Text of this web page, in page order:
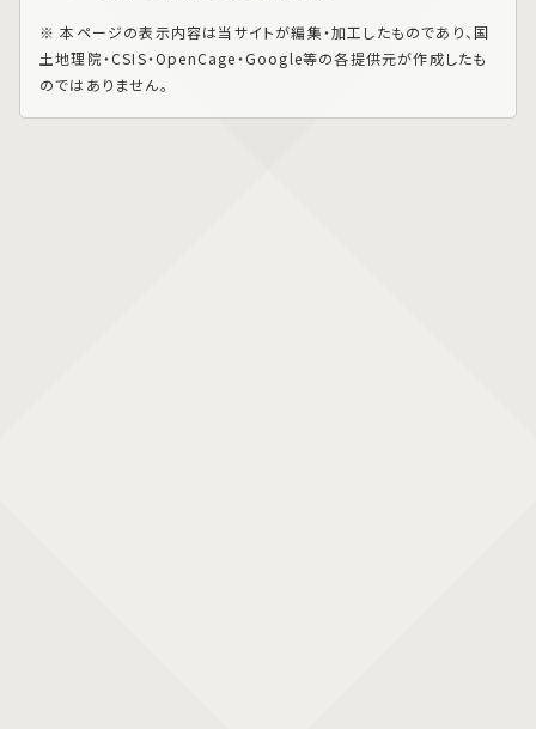
※ 本ページの表示内容は当サイトが編集・加工したものであり、国
土地理院・CSIS・OpenCage・Google等の各提供元が作成したも
のではありません。